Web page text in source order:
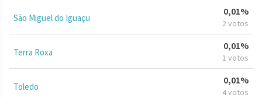
São Miguel do Iguaçu
0,01%
2 votos
Terra Roxa
0,01%
1 votos
Toledo
0,01%
4 votos